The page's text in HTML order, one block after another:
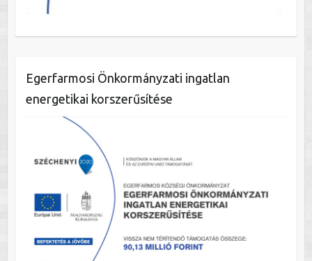
Egerfarmosi Önkormányzati ingatlan
energetikai korszerűsítése